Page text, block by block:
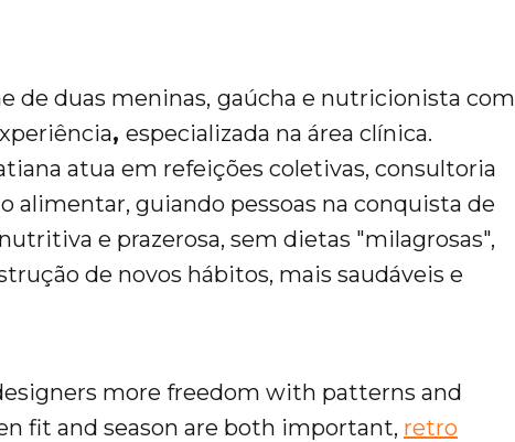
de duas meninas, gaúcha e nutricionista com
, especializada na área clínica.
atua em refeições coletivas, consultoria
alimentar, guiando pessoas na conquista de
e prazerosa, sem dietas "milagrosas",
de novos hábitos, mais saudáveis e
more freedom with patterns and
fit and season are both important, retro